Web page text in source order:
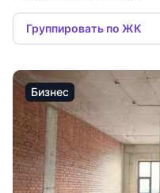
Группировать по ЖК
Бизнес